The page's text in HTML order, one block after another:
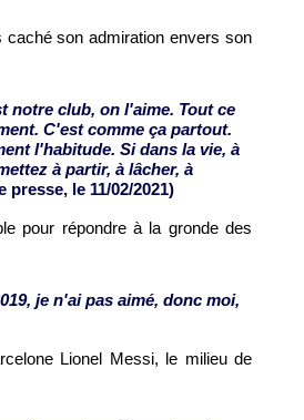
son admiration envers son
notre club, on l'aime. Tout ce
C'est comme ça partout.
l'habitude. Si dans la vie, à
à partir, à lâcher, à
presse, le 11/02/2021)
pour répondre à la gronde des
je n'ai pas aimé, donc moi,
Lionel Messi, le milieu de